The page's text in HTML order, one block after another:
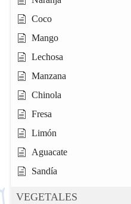
Coco
Mango
Lechosa
Manzana
Chinola
Fresa
Limón
Aguacate
Sandía
VEGETALES